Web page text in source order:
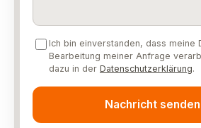
Ich bin einverstanden, dass meine
Bearbeitung meiner Anfrage
dazu in der Datenschutzerklärung.
Nachricht senden